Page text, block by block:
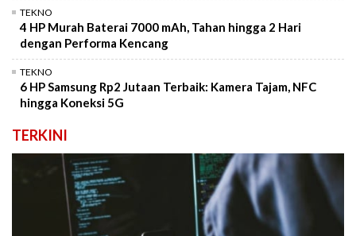
TEKNO
4 HP Murah Baterai 7000 mAh, Tahan hingga 2 Hari
dengan Performa Kencang
TEKNO
6 HP Samsung Rp2 Jutaan Terbaik: Kamera Tajam, NFC
hingga Koneksi 5G
TERKINI